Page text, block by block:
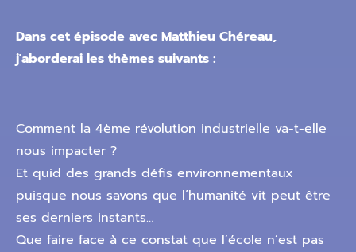
Dans cet épisode avec Matthieu Chéreau,
j'aborderai les thèmes suivants :
Comment la 4ème révolution industrielle va-t-elle
nous impacter ?
Et quid des grands défis environnementaux
puisque nous savons que l’humanité vit peut être
ses derniers instants…
Que faire face à ce constat que l’école n’est pas